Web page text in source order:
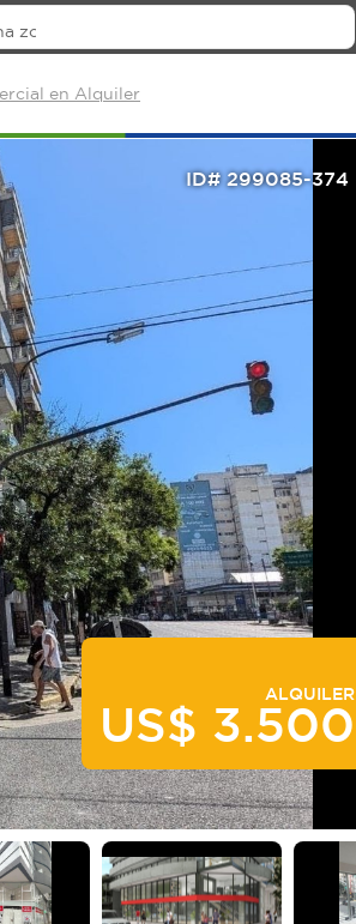
en Alquiler
ID# 299085-374
ALQUILER
US$ 3.500